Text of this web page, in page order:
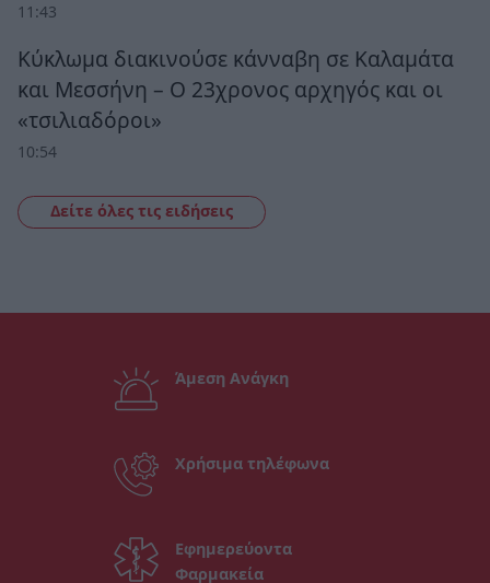
11:43
Κύκλωμα διακινούσε κάνναβη σε Καλαμάτα
και Μεσσήνη – Ο 23χρονος αρχηγός και οι
«τσιλιαδόροι»
10:54
Δείτε όλες τις ειδήσεις
Άμεση Ανάγκη
Χρήσιμα τηλέφωνα
Εφημερεύοντα
Φαρμακεία